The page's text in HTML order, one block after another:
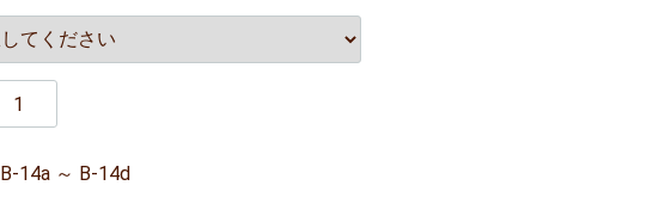
B-14a ～ B-14d